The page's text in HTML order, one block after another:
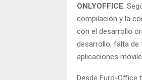
ONLYOFFICE .
compilación y la
con el desarrollo
desarrollo, falta de
aplicaciones
Desde Euro-Office